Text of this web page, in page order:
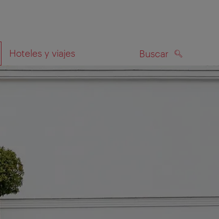
Hoteles y viajes Buscar
mapa BUSCAR